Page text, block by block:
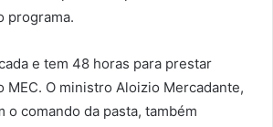
programa.
e tem 48 horas para prestar
MEC. O ministro Aloizio Mercadante,
o comando da pasta, também